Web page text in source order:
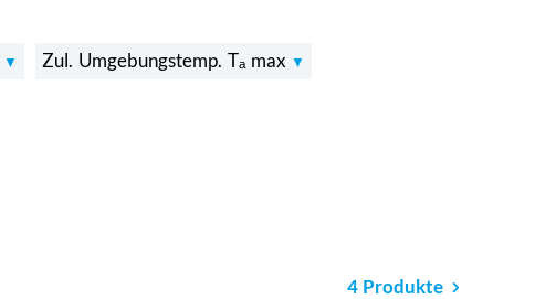
Zul. Umgebungstemp. Tₐ max
4 Produkte